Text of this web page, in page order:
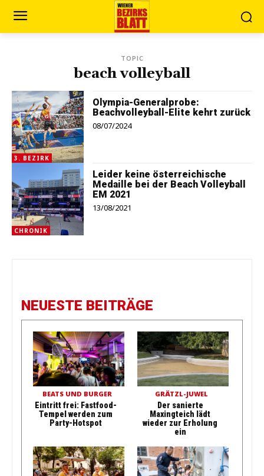
TOPIC
beach volleyball
3. BEZIRK
Olympia-Generalprobe:
Beachvolleyball-Elite kehrt zurück
08/07/2024
CHRONIK
Leider keine österreichische
Medaille bei der Beach Volleyball
EM 2021
13/08/2021
NEUESTE BEITRÄGE
BEATS UND BURGER
Eintritt frei: Fastfood-
Tempel werden zum
Party-Hotspot
GRÄTZL-JUWEL
Der sanierte
Maxingteich lädt
wieder zur Erholung
ein